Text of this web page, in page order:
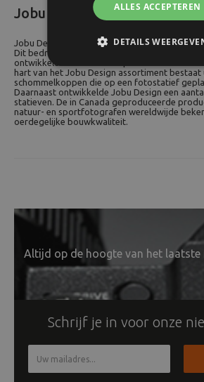
Jobu Design: Oerdegelijke
Jobu Design is onderdeel van de Devonshire
Dit bedrijf houdt zich vanuit Toronto bezig
ontwikkelen en testen van producten voor
hart van het Jobu Design assortiment bestaat
schommelkoppen die op een fotostatief
Daarnaast ontwikkelde Jobu Design een
statieven. De in Canada geproduceerde
natuur- en sportfotografen wereldwijde
oerdegelijke bouwkwaliteit.
Altijd op de hoogte van het laatste
Schrijf je in voor onze
ALLES ACCEPTEREN
DETAILS